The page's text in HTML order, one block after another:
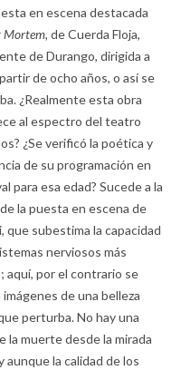
en escena destacada
Mortem, de Cuerda Floja,
de Durango, dirigida a
de ocho años, o así se
¿Realmente esta obra
al espectro del teatro
¿Se verificó la poética y
de su programación en
para esa edad? Sucede a la
la puesta en escena de
que subestima la capacidad
nerviosos más
aquí, por el contrario se
de una belleza
perturba. No hay una
la muerte desde la mirada
aunque la calidad de los